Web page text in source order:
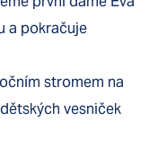
a pokračuje
stromem na
vesniček